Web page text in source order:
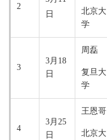
2
日
北京大
学
3
3月18
日
周磊
复旦大
学
4
3月25
日
王恩哥
北京大